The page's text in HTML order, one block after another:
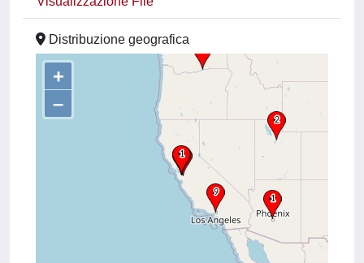
Distribuzione geografica
+
–